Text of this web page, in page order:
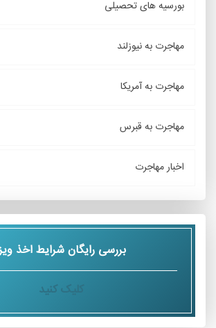
بورسیه های تحصیلی
مهاجرت به نیوزلند
مهاجرت به آمریکا
مهاجرت به قبرس
اخبار مهاجرت
بررسی رایگان شرایط اخذ
کلیک کنید